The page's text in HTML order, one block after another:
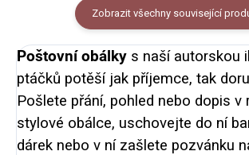
Zobrazit všechny související
Poštovní obálky s naší autorskou
ptáčků potěší jak příjemce, tak
Pošlete přání, pohled nebo dopis v
stylové obálce, uschovejte do ní
dárek nebo v ní zašlete pozvánku